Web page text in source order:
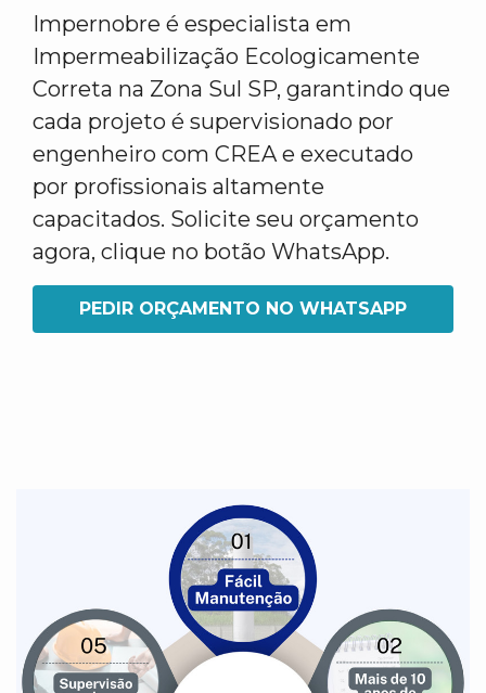
Impernobre é especialista em
Impermeabilização Ecologicamente
Correta na Zona Sul SP, garantindo que
cada projeto é supervisionado por
engenheiro com CREA e executado
por profissionais altamente
capacitados. Solicite seu orçamento
agora, clique no botão WhatsApp.
PEDIR ORÇAMENTO NO WHATSAPP